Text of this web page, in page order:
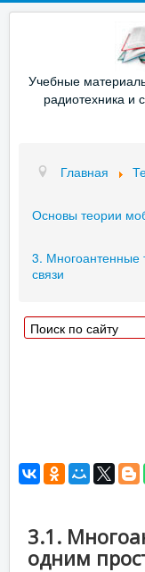
Учебные
радиотехника и
Главная
Основы теории
3. Многоантенные
связи
3.1.
одним